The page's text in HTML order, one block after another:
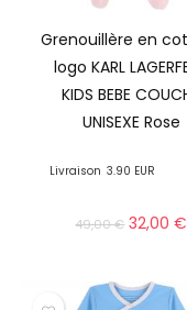
Grenouillère en
logo KARL
KIDS BEBE
UNISEXE Rose
Livraison 3.90 EUR
49,00€ 32,00€